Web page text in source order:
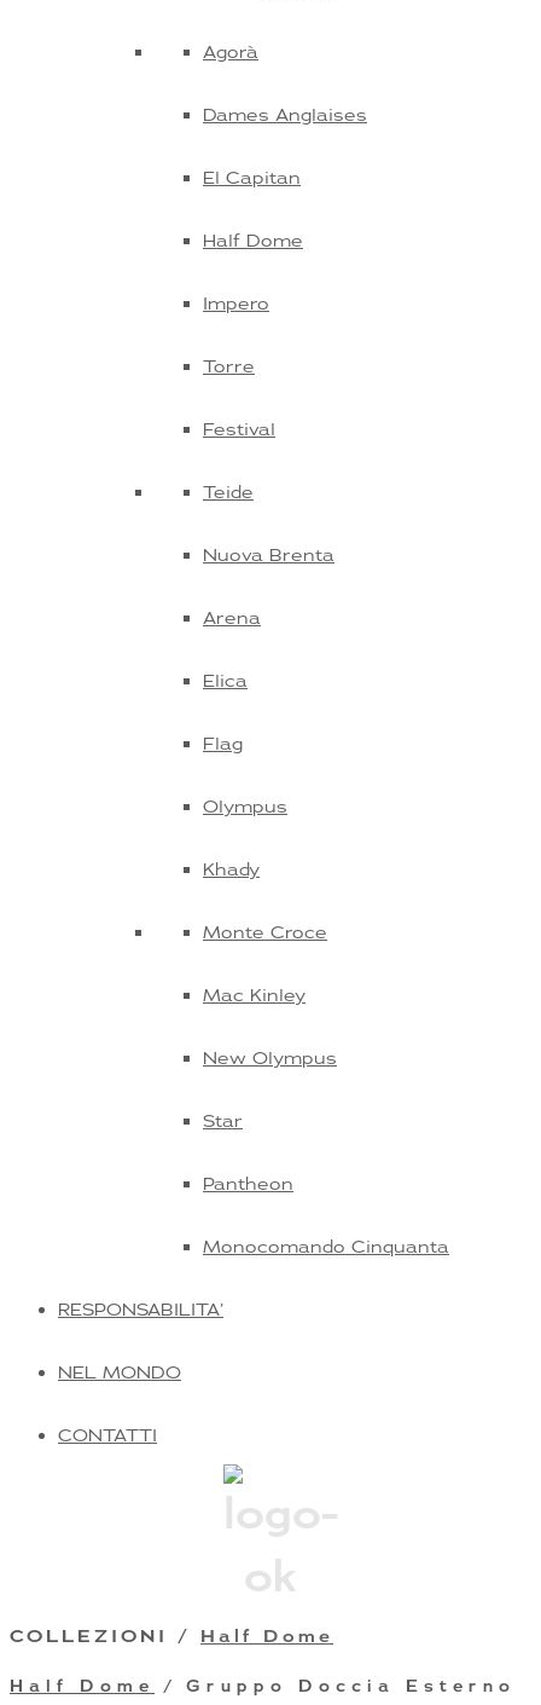
Agorà
Dames Anglaises
El Capitan
Half Dome
Impero
Torre
Festival
Teide
Nuova Brenta
Arena
Elica
Flag
Olympus
Khady
Monte Croce
Mac Kinley
New Olympus
Star
Pantheon
Monocomando Cinquanta
RESPONSABILITA’
NEL MONDO
CONTATTI
COLLEZIONI / Half Dome
Half Dome / Gruppo Doccia Esterno